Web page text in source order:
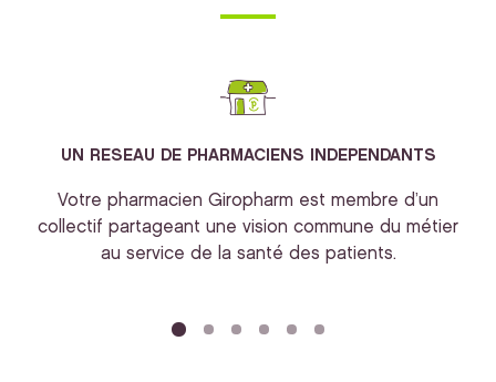
UN RESEAU DE PHARMACIENS INDEPENDANTS
Votre pharmacien Giropharm est membre d’un
collectif partageant une vision commune du métier
au service de la santé des patients.